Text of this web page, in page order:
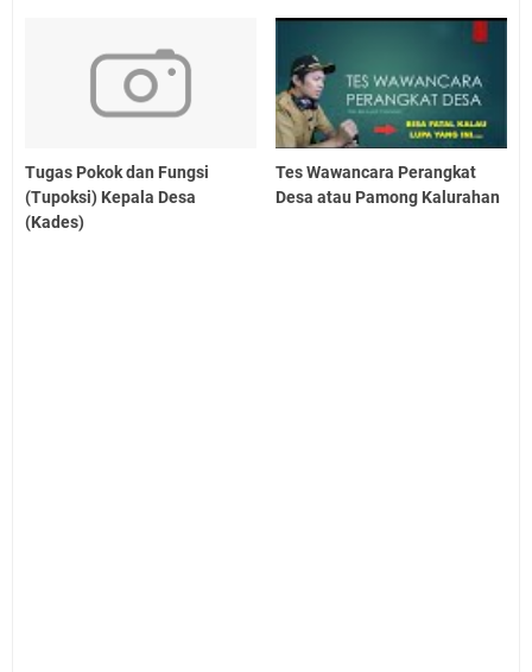
Tugas Pokok dan Fungsi
(Tupoksi) Kepala Desa
(Kades)
Tes Wawancara Perangkat
Desa atau Pamong Kalurahan